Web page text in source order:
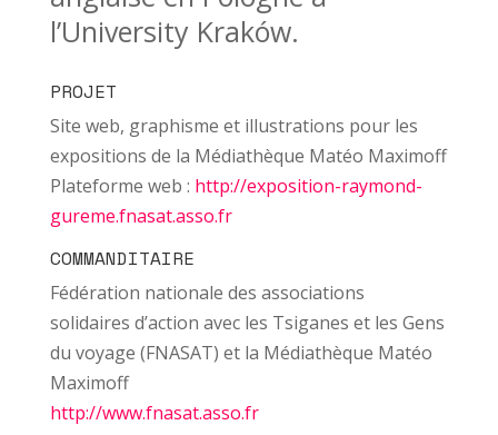
l’University Kraków.
PROJET
Site web, graphisme et illustrations pour les
expositions de la Médiathèque Matéo Maximoff
Plateforme web : http://exposition-raymond-
gureme.fnasat.asso.fr
COMMANDITAIRE
Fédération nationale des associations
solidaires d’action avec les Tsiganes et les Gens
du voyage (FNASAT) et la Médiathèque Matéo
Maximoff
http://www.fnasat.asso.fr